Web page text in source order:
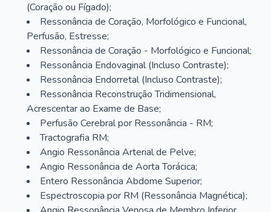
(Coração ou Fígado);
Ressonância de Coração, Morfológico e Funcional,
Perfusão, Estresse;
Ressonância de Coração - Morfológico e Funcional;
Ressonância Endovaginal (Incluso Contraste);
Ressonância Endorretal (Incluso Contraste);
Ressonância Reconstrução Tridimensional,
Acrescentar ao Exame de Base;
Perfusão Cerebral por Ressonância - RM;
Tractografia RM;
Angio Ressonância Arterial de Pelve;
Angio Ressonância de Aorta Torácica;
Entero Ressonância Abdome Superior;
Espectroscopia por RM (Ressonância Magnética);